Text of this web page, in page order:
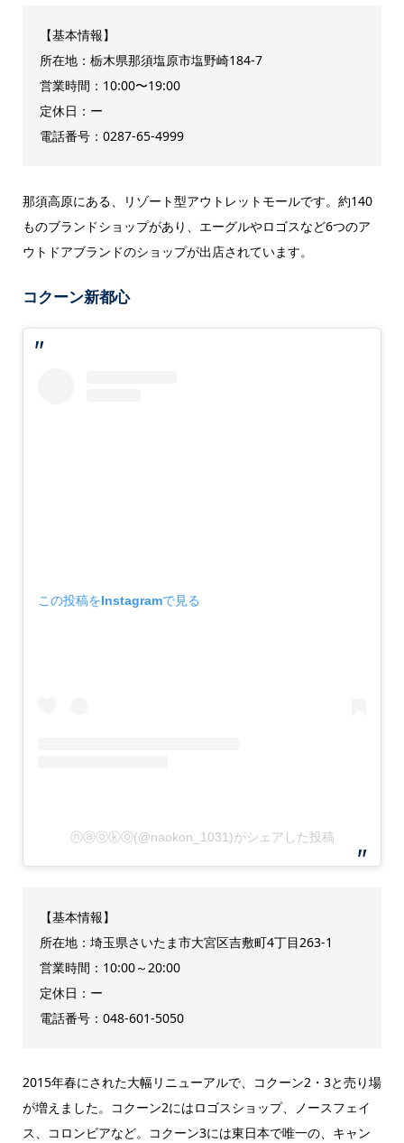
【基本情報】
所在地：栃木県那須塩原市塩野崎184-7
営業時間：10:00〜19:00
定休日：ー
電話番号：0287-65-4999
那須高原にある、リゾート型アウトレットモールです。約140
ものブランドショップがあり、エーグルやロゴスなど6つのア
ウトドアブランドのショップが出店されています。
コクーン新都心
この投稿をInstagramで見る
ⓝⓐⓞⓚⓞ(@naokon_1031)がシェアした投稿
【基本情報】
所在地：埼玉県さいたま市大宮区吉敷町4丁目263-1
営業時間：10:00～20:00
定休日：ー
電話番号：048‐601‐5050
2015年春にされた大幅リニューアルで、コクーン2・3と売り場
が増えました。コクーン2にはロゴスショップ、ノースフェイ
ス、コロンビアなど。コクーン3には東日本で唯一の、キャン